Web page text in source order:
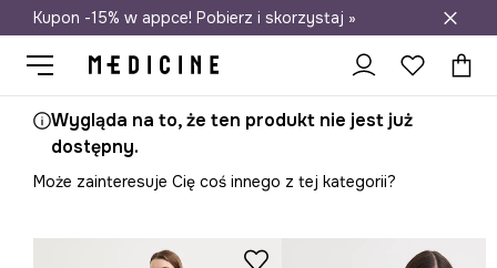
Darmowa dostawa do salonów
Kupon -15% w appce! Pobierz i skorzystaj »
Wygląda na to, że ten produkt nie jest już
dostępny.
Może zainteresuje Cię coś innego z tej kategorii?